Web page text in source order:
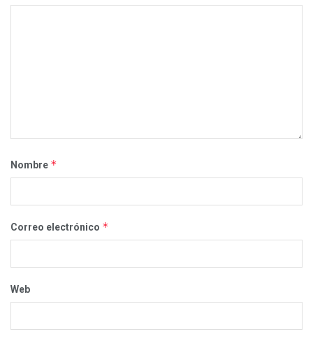
Nombre *
Correo electrónico *
Web